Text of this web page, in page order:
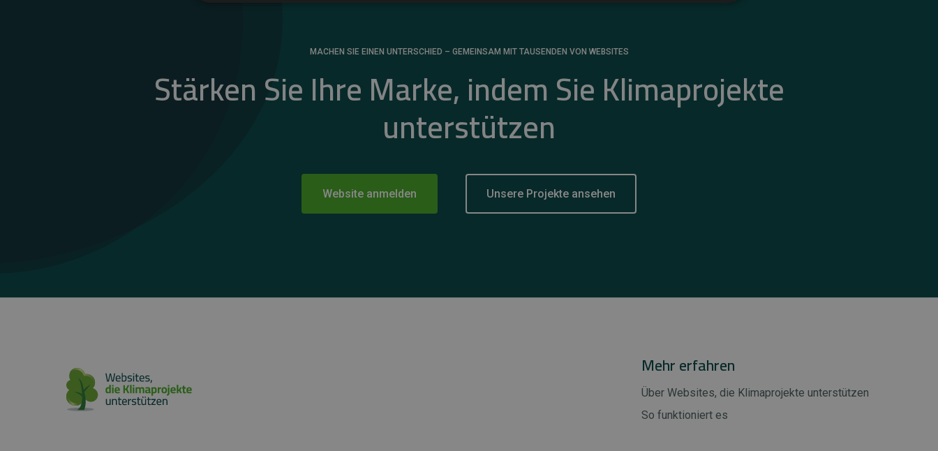
MACHEN SIE EINEN UNTERSCHIED – GEMEINSAM MIT TAUSENDEN VON WEBSITES
Stärken Sie Ihre Marke, indem Sie Klimaprojekte
unterstützen
Website anmelden Unsere Projekte ansehen
Mehr erfahren
Über Websites, die Klimaprojekte unterstützen
So funktioniert es